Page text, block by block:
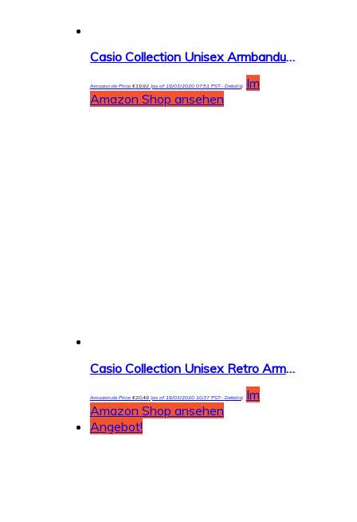
Casio Collection Unisex Armbanduhr W-216H
Amazon.de Price:€19,92(as of 18/03/2020 07:51 PST- Details)
Im
Amazon Shop ansehen
Casio Collection Unisex Retro Armbanduhr A168WEC
Amazon.de Price:€20,49(as of 18/03/2020 10:37 PST- Details)
Im
Amazon Shop ansehen
Angebot!